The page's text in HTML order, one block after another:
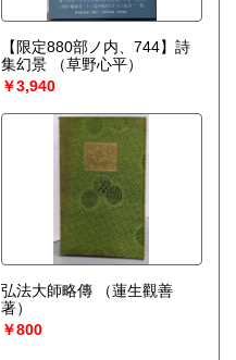
【限定880部ノ内、744】詩
集幻景
（草野心平）
￥3,940
弘法大師略傳
（蓮生觀善
著）
￥800